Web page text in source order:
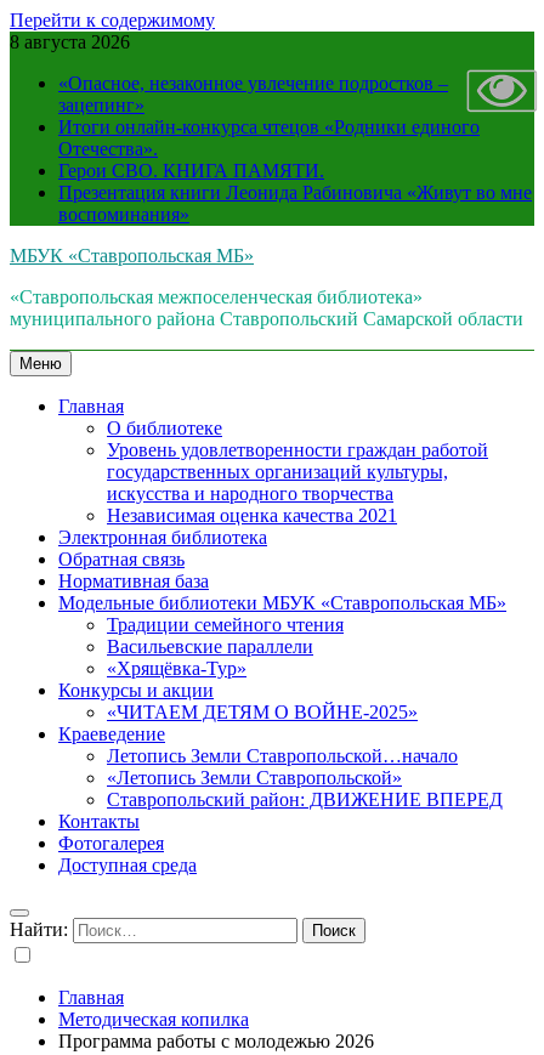
Перейти к содержимому
8 августа 2026
«Опасное, незаконное увлечение подростков –
зацепинг»
Итоги онлайн-конкурса чтецов «Родники единого
Отечества».
Герои СВО. КНИГА ПАМЯТИ.
Презентация книги Леонида Рабиновича «Живут во мне
воспоминания»
МБУК «Ставропольская МБ»
«Ставропольская межпоселенческая библиотека»
муниципального района Ставропольский Самарской области
Меню
Главная
О библиотеке
Уровень удовлетворенности граждан работой
государственных организаций культуры,
искусства и народного творчества
Независимая оценка качества 2021
Электронная библиотека
Обратная связь
Нормативная база
Модельные библиотеки МБУК «Ставропольская МБ»
Традиции семейного чтения
Васильевские параллели
«Хрящёвка-Тур»
Конкурсы и акции
«ЧИТАЕМ ДЕТЯМ О ВОЙНЕ-2025»
Краеведение
Летопись Земли Ставропольской…начало
«Летопись Земли Ставропольской»
Ставропольский район: ДВИЖЕНИЕ ВПЕРЕД
Контакты
Фотогалерея
Доступная среда
Найти:
Главная
Методическая копилка
Программа работы с молодежью 2026